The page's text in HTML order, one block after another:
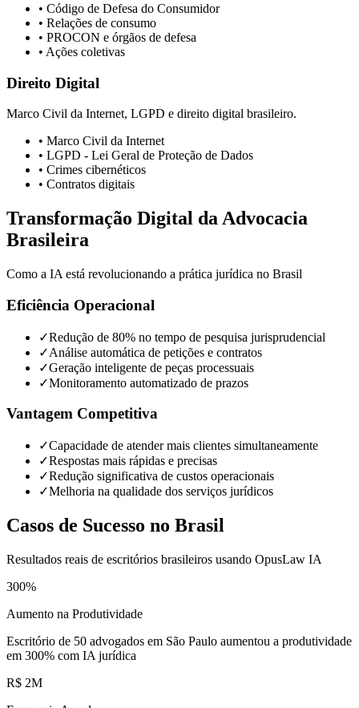
• Código de Defesa do Consumidor
• Relações de consumo
• PROCON e órgãos de defesa
• Ações coletivas
Direito Digital
Marco Civil da Internet, LGPD e direito digital brasileiro.
• Marco Civil da Internet
• LGPD - Lei Geral de Proteção de Dados
• Crimes cibernéticos
• Contratos digitais
Transformação Digital da Advocacia
Brasileira
Como a IA está revolucionando a prática jurídica no Brasil
Eficiência Operacional
✓Redução de 80% no tempo de pesquisa jurisprudencial
✓Análise automática de petições e contratos
✓Geração inteligente de peças processuais
✓Monitoramento automatizado de prazos
Vantagem Competitiva
✓Capacidade de atender mais clientes simultaneamente
✓Respostas mais rápidas e precisas
✓Redução significativa de custos operacionais
✓Melhoria na qualidade dos serviços jurídicos
Casos de Sucesso no Brasil
Resultados reais de escritórios brasileiros usando OpusLaw IA
300%
Aumento na Produtividade
Escritório de 50 advogados em São Paulo aumentou a produtividade
em 300% com IA jurídica
R$ 2M